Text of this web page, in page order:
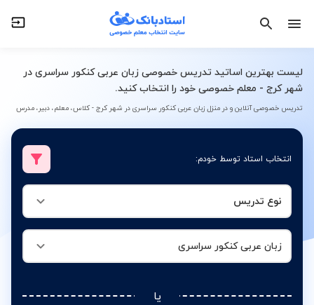
لیست بهترین اساتید تدریس خصوصی زبان عربی کنکور سراسری در
شهر کرج - معلم خصوصی خود را انتخاب کنید.
تدریس خصوصی آنلاین و در منزل زبان عربی کنکور سراسری در شهر کرج - کلاس، معلم، دبیر، مدرس
انتخاب استاد توسط خودم:
نوع تدریس
زبان عربی کنکور سراسری
یا
زبان عربی کنکور سراسری